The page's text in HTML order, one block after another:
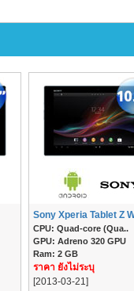
Sony Xperia Tablet Z
CPU: Quad-core (Qua..
GPU: Adreno 320 GPU
Ram: 2 GB
ราคา ยังไม่ระบุ
[2013-03-21]